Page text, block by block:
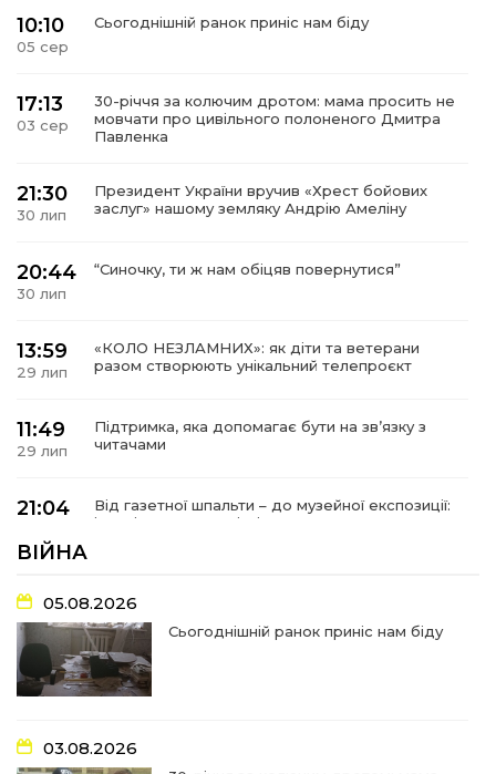
10:10
05 сер
Сьогоднішній ранок приніс нам біду
17:13
03 сер
30-річчя за колючим дротом: мама просить не
мовчати про цивільного полоненого Дмитра
Павленка
21:30
30 лип
Президент України вручив «Хрест бойових
заслуг» нашому земляку Андрію Амеліну
20:44
30 лип
“Синочку, ти ж нам обіцяв повернутися”
13:59
29 лип
«КОЛО НЕЗЛАМНИХ»: як діти та ветерани
разом створюють унікальний телепроєкт
11:49
29 лип
Підтримка, яка допомагає бути на зв’язку з
читачами
21:04
Від газетної шпальти – до музейної експозиції:
історії Героїв Барвінківщини стали частиною
17:18
27 лип
У Барвінківській громаді вшанували людей
найгуманнішої професії
16:29
22 лип
Медики Барвінківської громади
вдосконалюють професійні навички
15:09
У Пригожому з дітьми та їх батьками
працювали фахівці благодійного фонду
ВІЙНА
05.08.2026
Сьогоднішній ранок приніс нам біду
03.08.2026